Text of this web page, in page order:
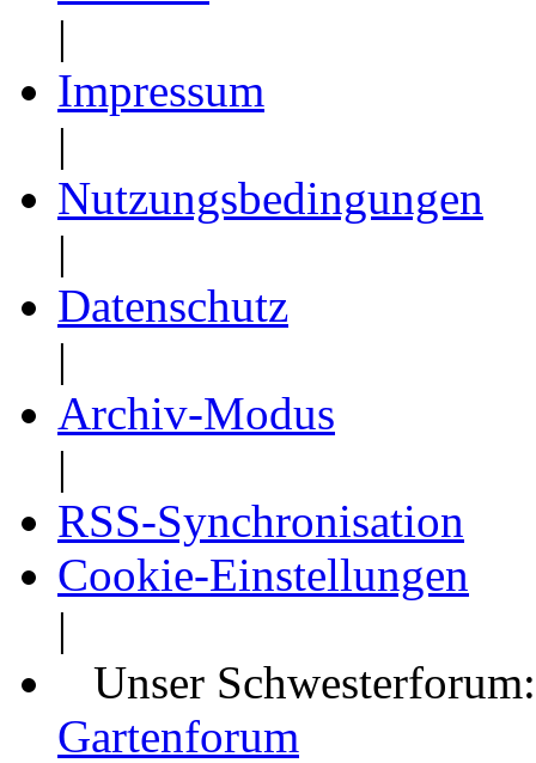
|
Impressum
|
Nutzungsbedingungen
|
Datenschutz
|
Archiv-Modus
|
RSS-Synchronisation
Cookie-Einstellungen
|
Unser
Gartenforum